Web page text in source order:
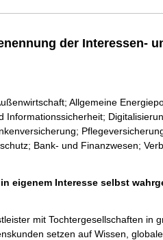
der Interessen-
Allgemeine
Bank- und Finanzwesen;
eigenem Interesse selbst
mit Tochtergesellschaften in
setzen auf Wissen,